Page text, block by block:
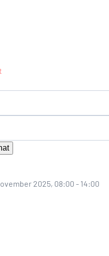
2025, 08:00 - 14:00